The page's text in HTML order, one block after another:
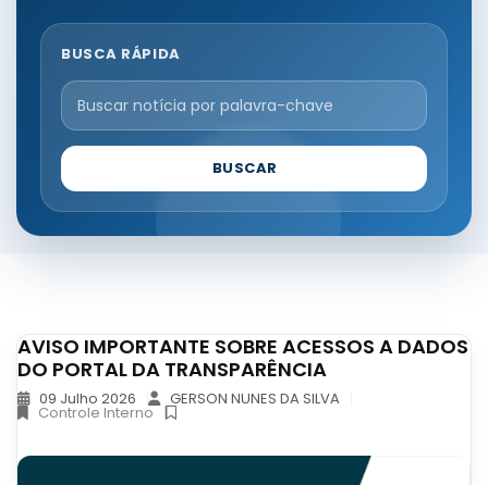
BUSCA RÁPIDA
BUSCAR
AVISO IMPORTANTE SOBRE ACESSOS A DADOS
DO PORTAL DA TRANSPARÊNCIA
09 Julho 2026 GERSON NUNES DA SILVA
Controle Interno